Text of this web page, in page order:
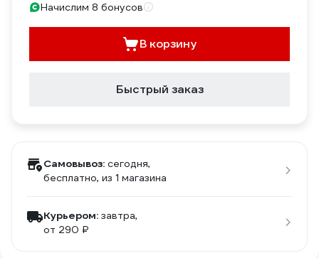
Начислим 8 бонусов
В корзину
Быстрый заказ
Самовывоз: сегодня,
бесплатно, из 1 магазина
Курьером: завтра,
от 290 ₽